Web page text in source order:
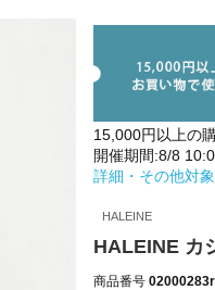
15,000円以上の
開催期間:8/8
詳細・その他対
HALEINE
HALEINE カ
商品番号 02000283r